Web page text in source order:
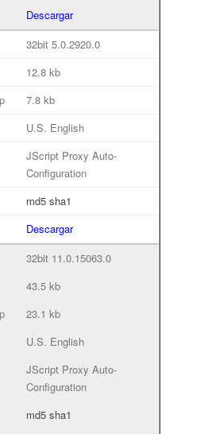
Descargar
32bit 5.0.2920.0
12.8 kb
7.8 kb
U.S. English
JScript Proxy Auto-
Configuration
md5 sha1
Descargar
32bit 11.0.15063.0
43.5 kb
23.1 kb
U.S. English
JScript Proxy Auto-
Configuration
md5 sha1